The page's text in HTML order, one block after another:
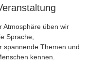
Atmosphäre üben wir
Sprache,
spannende Themen und
kennen.